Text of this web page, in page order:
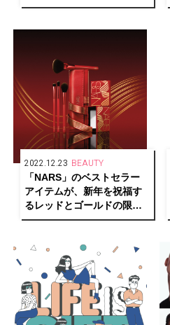
2022.12.23 BEAUTY
「NARS」のベストセラー
アイテムが、新年を祝福す
るレッドとゴールドの限定
パッケージで登場